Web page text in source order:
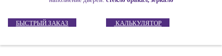
БЫСТРЫЙ ЗАКАЗ КАЛЬКУЛЯТОР